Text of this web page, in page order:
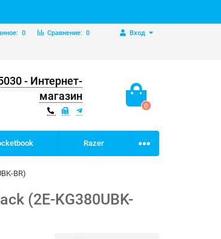
Вход
Сравнение: 0
0
- Интернет-
магазин
0
Razer
BR)
(2E-KG380UBK-